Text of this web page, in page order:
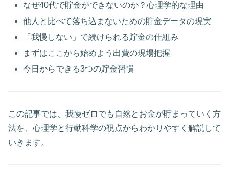
なぜ40代で貯金ができないのか？心理学的な理由
他人と比べて落ち込まないための貯金データの現実
「我慢しない」で続けられる貯金の仕組み
まずはここから始めよう出費の現場把握
今日からできる3つの貯金習慣
この記事では、我慢ゼロでも自然とお金が貯まっていく方
法を、心理学と行動科学の視点からわかりやすく解説して
いきます。